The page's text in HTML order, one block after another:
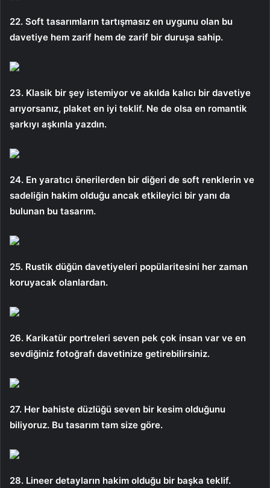
22. Soft tasarımların tartışmasız en uygunu olan bu
davetiye hem zarif hem de zarif bir duruşa sahip.
23. Klasik bir şey istemiyor ve akılda kalıcı bir davetiye
arıyorsanız, plaket en iyi teklif. Ne de olsa en romantik
şarkıyı aşkınla yazdın.
24. En yaratıcı önerilerden bir diğeri de soft renklerin ve
sadeliğin hakim olduğu ancak etkileyici bir yanı da
bulunan bu tasarım.
25. Rustik düğün davetiyeleri popülaritesini her zaman
koruyacak olanlardan.
26. Karikatür portreleri seven pek çok insan var ve en
sevdiğiniz fotoğrafı davetinize getirebilirsiniz.
27. Her bahiste düzlüğü seven bir kesim olduğunu
biliyoruz. Bu tasarım tam size göre.
28. Lineer detayların hakim olduğu bir başka teklif.